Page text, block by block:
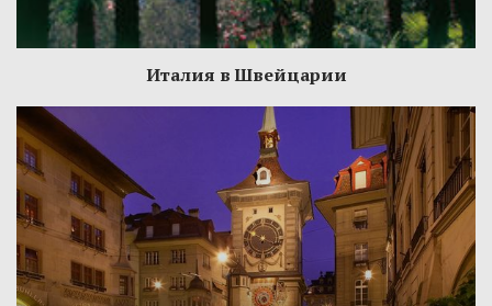
Италия в Швейцарии